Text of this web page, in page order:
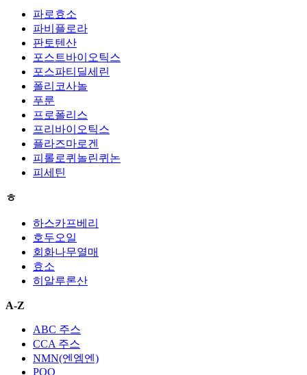
파로효소
파비플로라
판토텐산
포스트바이오틱스
포스파티딜세린
폴리코사놀
푸룬
프로폴리스
프리바이오틱스
플라즈마로겐
피롤로퀴놀린퀴논
피세틴
ㅎ
하스카프베리
호두오일
회화나무열매
효소
히알루론산
A-Z
ABC 주스
CCA 주스
NMN(엔엠엔)
PQQ